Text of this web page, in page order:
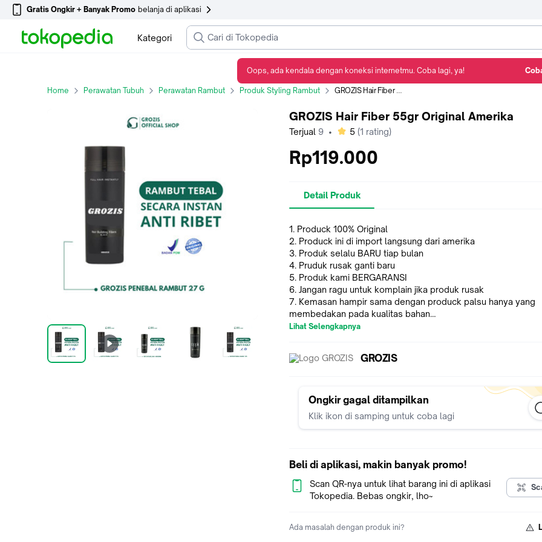
Gratis Ongkir + Banyak Promo belanja di aplikasi
Kategori
Home Perawatan Tubuh Perawatan Rambut Produk Styling Rambut GROZIS Hair Fiber 55gr Original Amerika
GROZIS Hair Fiber 55gr Original Amerika
Terjual 9 • bintang
5 (1 rating)
Rp119.000
Detail Produk
1. Produck 100% Original
2. Produck ini di import langsung dari amerika
3. Produk selalu BARU tiap bulan
4. Pruduk rusak ganti baru
5. Produk kami BERGARANSI
6. Jangan ragu untuk komplain jika produk rusak
7. Kemasan hampir sama dengan produck palsu hanya yang
membedakan pada kualitas bahan
8. Kami tidak bertanggung jawab atas produck yang dijual
TOPPIKCOM atau gambar diatas
TOPPIK adalah serat rambut keratin produk untuk
rambut dibagian yang botak dalam hitungan detik, merupakan
menumbuhkan rambut kembali namun solusi bagi mereka yg
memiliki masalah kebotakan.
Manfaat :
Tidak berbau tidak luntur ataupun rontok dan tidak mengotori
Lihat Selengkapnya
GROZIS
Ongkir gagal ditampilkan
Klik ikon di samping untuk coba lagi
Beli di aplikasi, makin banyak promo!
Scan QR-nya untuk lihat barang ini di aplikasi
Tokopedia. Bebas ongkir, lho~
Ada masalah dengan produk ini?
Oops, ada kendala dengan koneksi internetmu. Coba lagi, ya!